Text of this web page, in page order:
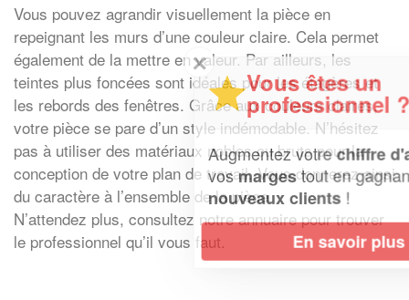
Vous pouvez agrandir visuellement la pièce en
repeignant les murs d’une couleur claire. Cela permet
également de la mettre en valeur. Par ailleurs, les
teintes plus foncées sont idéales pour les étagères et
les rebords des fenêtres. Grâce aux couleurs claires,
votre pièce se pare d’un style indémodable. N’hésitez
pas à utiliser des matériaux nobles ou bruts pour la
conception de votre plan de travail. Vous donnerez ainsi
du caractère à l’ensemble de la pièce.
N’attendez plus, consultez notre annuaire pour trouver
le professionnel qu’il vous faut.
✕
Vous êtes un
professionnel ?
Augmentez votrechiffre d'affaireset
vosmargestout en gagnant de
nouveaux clients!
En savoir plus